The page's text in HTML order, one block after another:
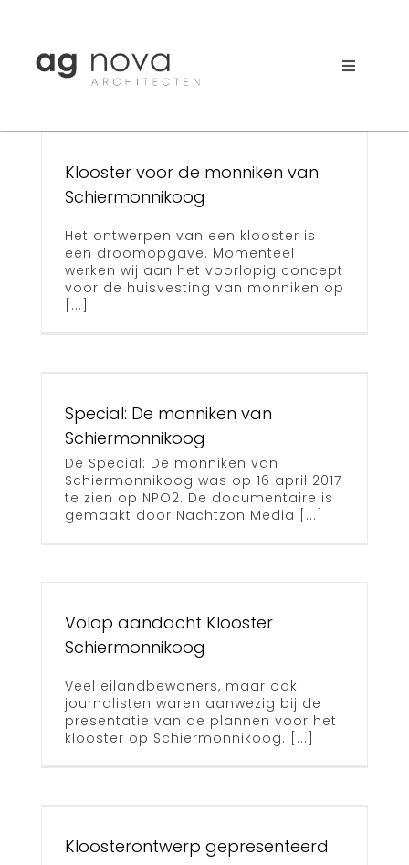
Toggle
Nieuws
Bureau
Search
Klooster voor de monniken van
Schiermonnikoog
Het ontwerpen van een klooster is
een droomopgave. Momenteel
werken wij aan het voorlopig concept
voor de huisvesting van monniken op
[...]
Special: De monniken van
Schiermonnikoog
De Special: De monniken van
Schiermonnikoog was op 16 april 2017
te zien op NPO2. De documentaire is
gemaakt door Nachtzon Media [...]
Volop aandacht Klooster
Schiermonnikoog
Veel eilandbewoners, maar ook
journalisten waren aanwezig bij de
presentatie van de plannen voor het
klooster op Schiermonnikoog. [...]
Kloosterontwerp gepresenteerd